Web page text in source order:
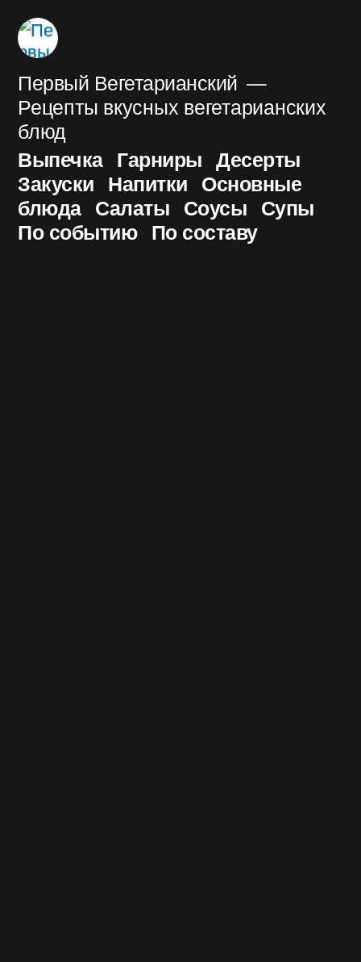
Перейти
содержимому
Первый Вегетарианский
Рецепты вкусных вегетарианских
блюд
Выпечка Гарниры Десерты
Закуски Напитки Основные
блюда Салаты Соусы Супы
По событию По составу